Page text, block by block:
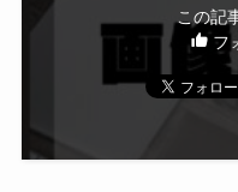
この記
フ